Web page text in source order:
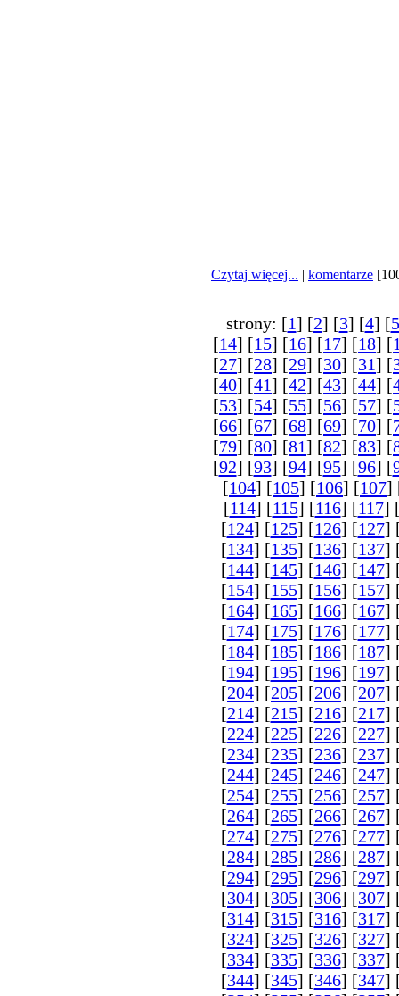
Czytaj więcej... | komentarze
strony: [1] [2] [3] [4] [5
[14] [15] [16] [17] [18] [
[27] [28] [29] [30] [31] [
[40] [41] [42] [43] [44] [
[53] [54] [55] [56] [57] [
[66] [67] [68] [69] [70] [
[79] [80] [81] [82] [83] [
[92] [93] [94] [95] [96] [
[104] [105] [106] [107]
[114] [115] [116] [117]
[124] [125] [126] [127]
[134] [135] [136] [137]
[144] [145] [146] [147]
[154] [155] [156] [157]
[164] [165] [166] [167]
[174] [175] [176] [177]
[184] [185] [186] [187]
[194] [195] [196] [197]
[204] [205] [206] [207]
[214] [215] [216] [217]
[224] [225] [226] [227]
[234] [235] [236] [237]
[244] [245] [246] [247]
[254] [255] [256] [257]
[264] [265] [266] [267]
[274] [275] [276] [277]
[284] [285] [286] [287]
[294] [295] [296] [297]
[304] [305] [306] [307]
[314] [315] [316] [317]
[324] [325] [326] [327]
[334] [335] [336] [337]
[344] [345] [346] [347]